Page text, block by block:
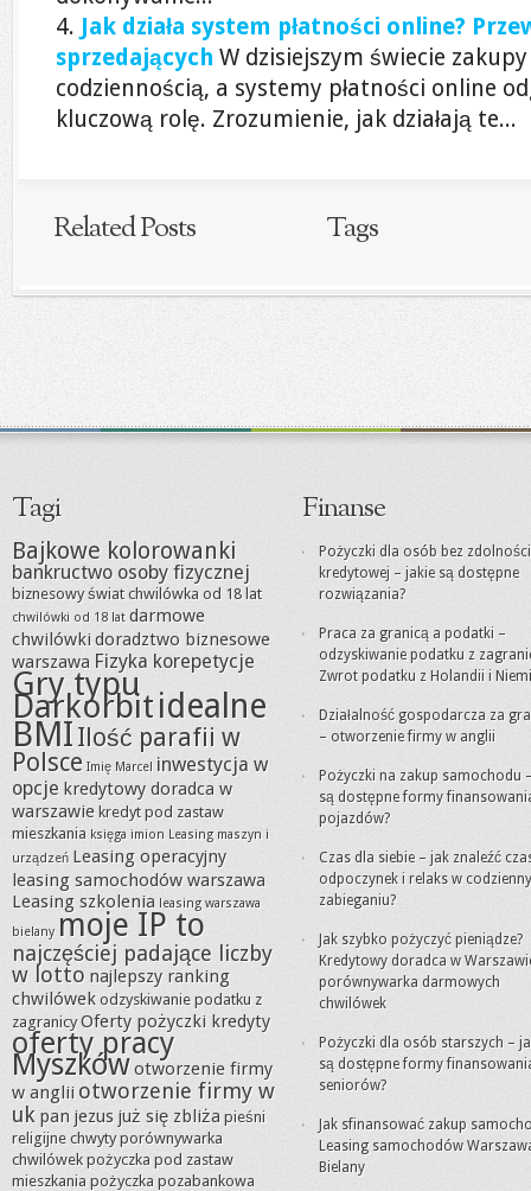
Jak działa system płatności online?
sprzedających W dzisiejszym świecie
codziennością, a systemy płatności online
kluczową rolę. Zrozumienie, jak działają te...
Related Posts Tags
Tagi
Bajkowe kolorowanki
bankructwo osoby fizycznej
biznesowy świat chwilówka od 18 lat
chwilówki od 18 lat darmowe
chwilówkidoradztwo biznesowe
warszawa Fizyka korepetycje
Gry typu
Darkorbitidealne
BMIIlość parafii w
Polsce Imię Marcel inwestycja w
opcje kredytowy doradca w
warszawie kredyt pod zastaw
mieszkania księga imion Leasing maszyn i
urządzeń Leasing operacyjny
leasing samochodów warszawa
Leasing szkolenia leasing warszawa
bielany moje IP to
najczęściej padające liczby
w lotto najlepszy ranking
chwilówek odzyskiwanie podatku z
zagranicy Oferty pożyczki kredyty
oferty pracy
Myszkówotworzenie firmy
w anglii otworzenie firmy w
uk pan jezus już się zbliża pieśni
religijne chwyty porównywarka
chwilówek pożyczka pod zastaw
mieszkania pożyczka pozabankowa
Finanse
Pożyczki dla osób bez zdolności
kredytowej – jakie są dostępne
rozwiązania?
Praca za granicą a podatki –
odzyskiwanie podatku z
Zwrot podatku z Holandii i
Działalność gospodarcza za
– otworzenie firmy w anglii
Pożyczki na zakup samochodu
są dostępne formy
pojazdów?
Czas dla siebie – jak znaleźć
odpoczynek i relaks w
zabieganiu?
Jak szybko pożyczyć pieniądze?
Kredytowy doradca w
porównywarka darmowych
chwilówek
Pożyczki dla osób starszych –
są dostępne formy
seniorów?
Jak sfinansować zakup
Leasing samochodów
Bielany